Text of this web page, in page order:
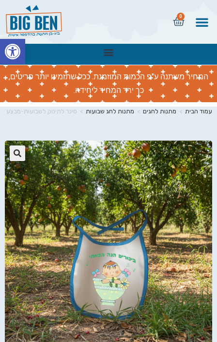
0
המחיר משתנה ע"פ הכמות המוזמנת. ככל שתזמינו יותר פריטים,
כך ירד המחיר ליחידה.
עמוד הבית > מתנות לחגים > מתנות לחג שבועות > סינר לתינוק לשבועות-מבצע
🔍